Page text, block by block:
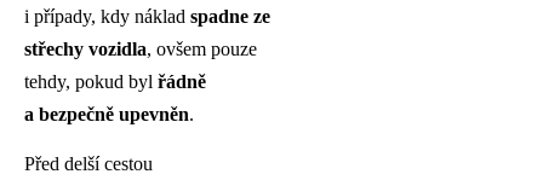
i případy, kdy náklad spadne ze
střechy vozidla, ovšem pouze
tehdy, pokud byl řádně
a bezpečně upevněn.
Před delší cestou